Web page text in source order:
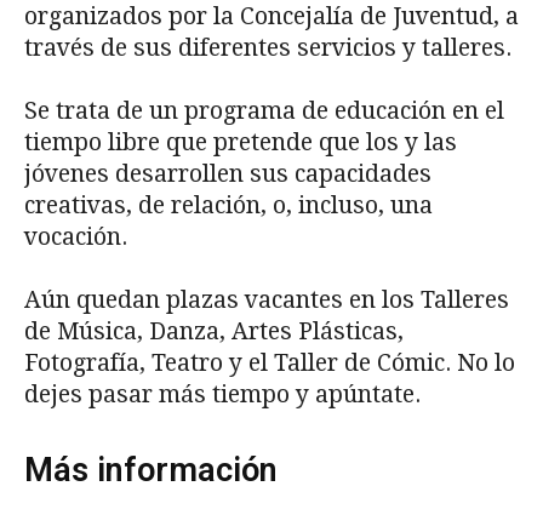
organizados por la Concejalía de Juventud, a
través de sus diferentes servicios y talleres.
Se trata de un programa de educación en el
tiempo libre que pretende que los y las
jóvenes desarrollen sus capacidades
creativas, de relación, o, incluso, una
vocación.
Aún quedan plazas vacantes en los Talleres
de Música, Danza, Artes Plásticas,
Fotografía, Teatro y el Taller de Cómic. No lo
dejes pasar más tiempo y apúntate.
Más información